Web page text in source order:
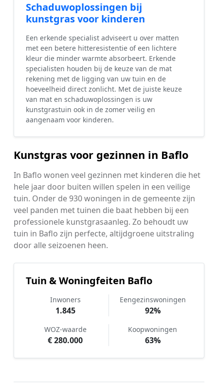
Schaduwoplossingen bij
kunstgras voor kinderen
Een erkende specialist adviseert u over matten
met een betere hitteresistentie of een lichtere
kleur die minder warmte absorbeert. Erkende
specialisten houden bij de keuze van de mat
rekening met de ligging van uw tuin en de
hoeveelheid direct zonlicht. Met de juiste keuze
van mat en schaduwoplossingen is uw
kunstgrastuin ook in de zomer veilig en
aangenaam voor kinderen.
Kunstgras voor gezinnen in Baflo
In Baflo wonen veel gezinnen met kinderen die het
hele jaar door buiten willen spelen in een veilige
tuin. Onder de 930 woningen in de gemeente zijn
veel panden met tuinen die baat hebben bij een
professionele kunstgrasaanleg. Zo behoudt uw
tuin in Baflo zijn perfecte, altijdgroene uitstraling
door alle seizoenen heen.
Tuin & Woningfeiten Baflo
Inwoners
1.845
Eengezinswoningen
92%
WOZ-waarde
€ 280.000
Koopwoningen
63%